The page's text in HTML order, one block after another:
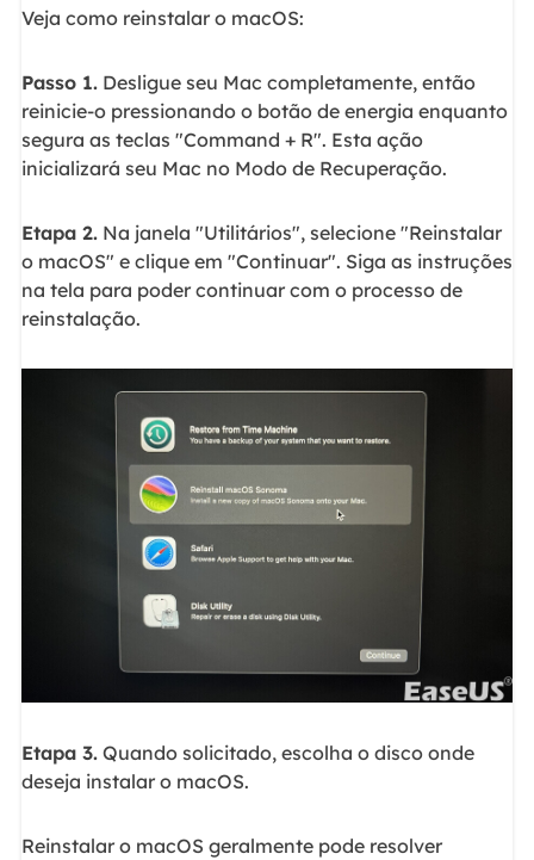
Veja como reinstalar o macOS:
Passo 1.Desligue seu Mac completamente, então
reinicie-o pressionando o botão de energia enquanto
segura as teclas "Command + R". Esta ação
inicializará seu Mac no Modo de Recuperação.
Etapa 2.Na janela "Utilitários", selecione "Reinstalar
o macOS" e clique em "Continuar". Siga as instruções
na tela para poder continuar com o processo de
reinstalação.
Etapa 3.Quando solicitado, escolha o disco onde
deseja instalar o macOS.
Reinstalar o macOS geralmente pode resolver